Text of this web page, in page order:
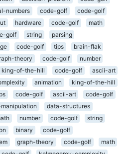
numbers code-golf
code-golf
hardware code-golf
math
golf string
parsing
code-golf tips
brain-flak
theory code-golf
number
king-of-the-hill code-golf
ascii-art
animation
king-of-the-hill
code-golf ascii-art
code-golf
data-structures
number code-golf
string
binary
code-golf
graph-theory code-golf
math